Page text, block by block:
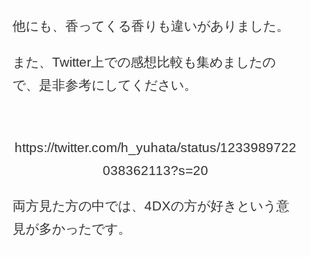
他にも、香ってくる香りも違いがありました。
また、Twitter上での感想比較も集めましたの
で、是非参考にしてください。
https://twitter.com/h_yuhata/status/1233989722
038362113?s=20
両方見た方の中では、4DXの方が好きという意
見が多かったです。